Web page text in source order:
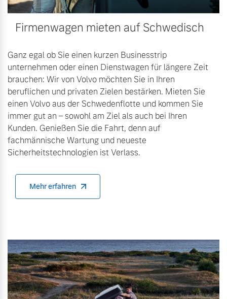
Firmenwagen mieten auf Schwedisch
Ganz egal ob Sie einen kurzen Businesstrip
unternehmen oder einen Dienstwagen für längere Zeit
brauchen: Wir von Volvo möchten Sie in Ihren
beruflichen und privaten Zielen bestärken. Mieten Sie
einen Volvo aus der Schwedenflotte und kommen Sie
immer gut an – sowohl am Ziel als auch bei Ihren
Kunden. Genießen Sie die Fahrt, denn auf
fachmännische Wartung und neueste
Sicherheitstechnologien ist Verlass.
Mehr erfahren